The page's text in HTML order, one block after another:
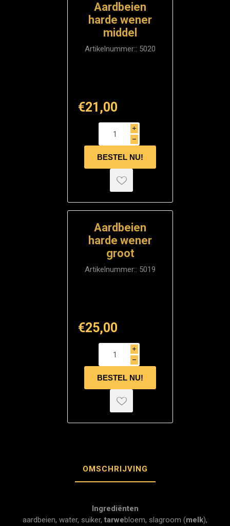
Aardbeien
harde wener
middel
Artikelnummer:: 5020
€21,00
i
h
Aardbeien
harde wener
groot
Artikelnummer:: 5019
€25,00
i
h
OMSCHRIJVING
Ingrediënten
aardbeien, water, suiker, tarwebloem, slagroom (melk),